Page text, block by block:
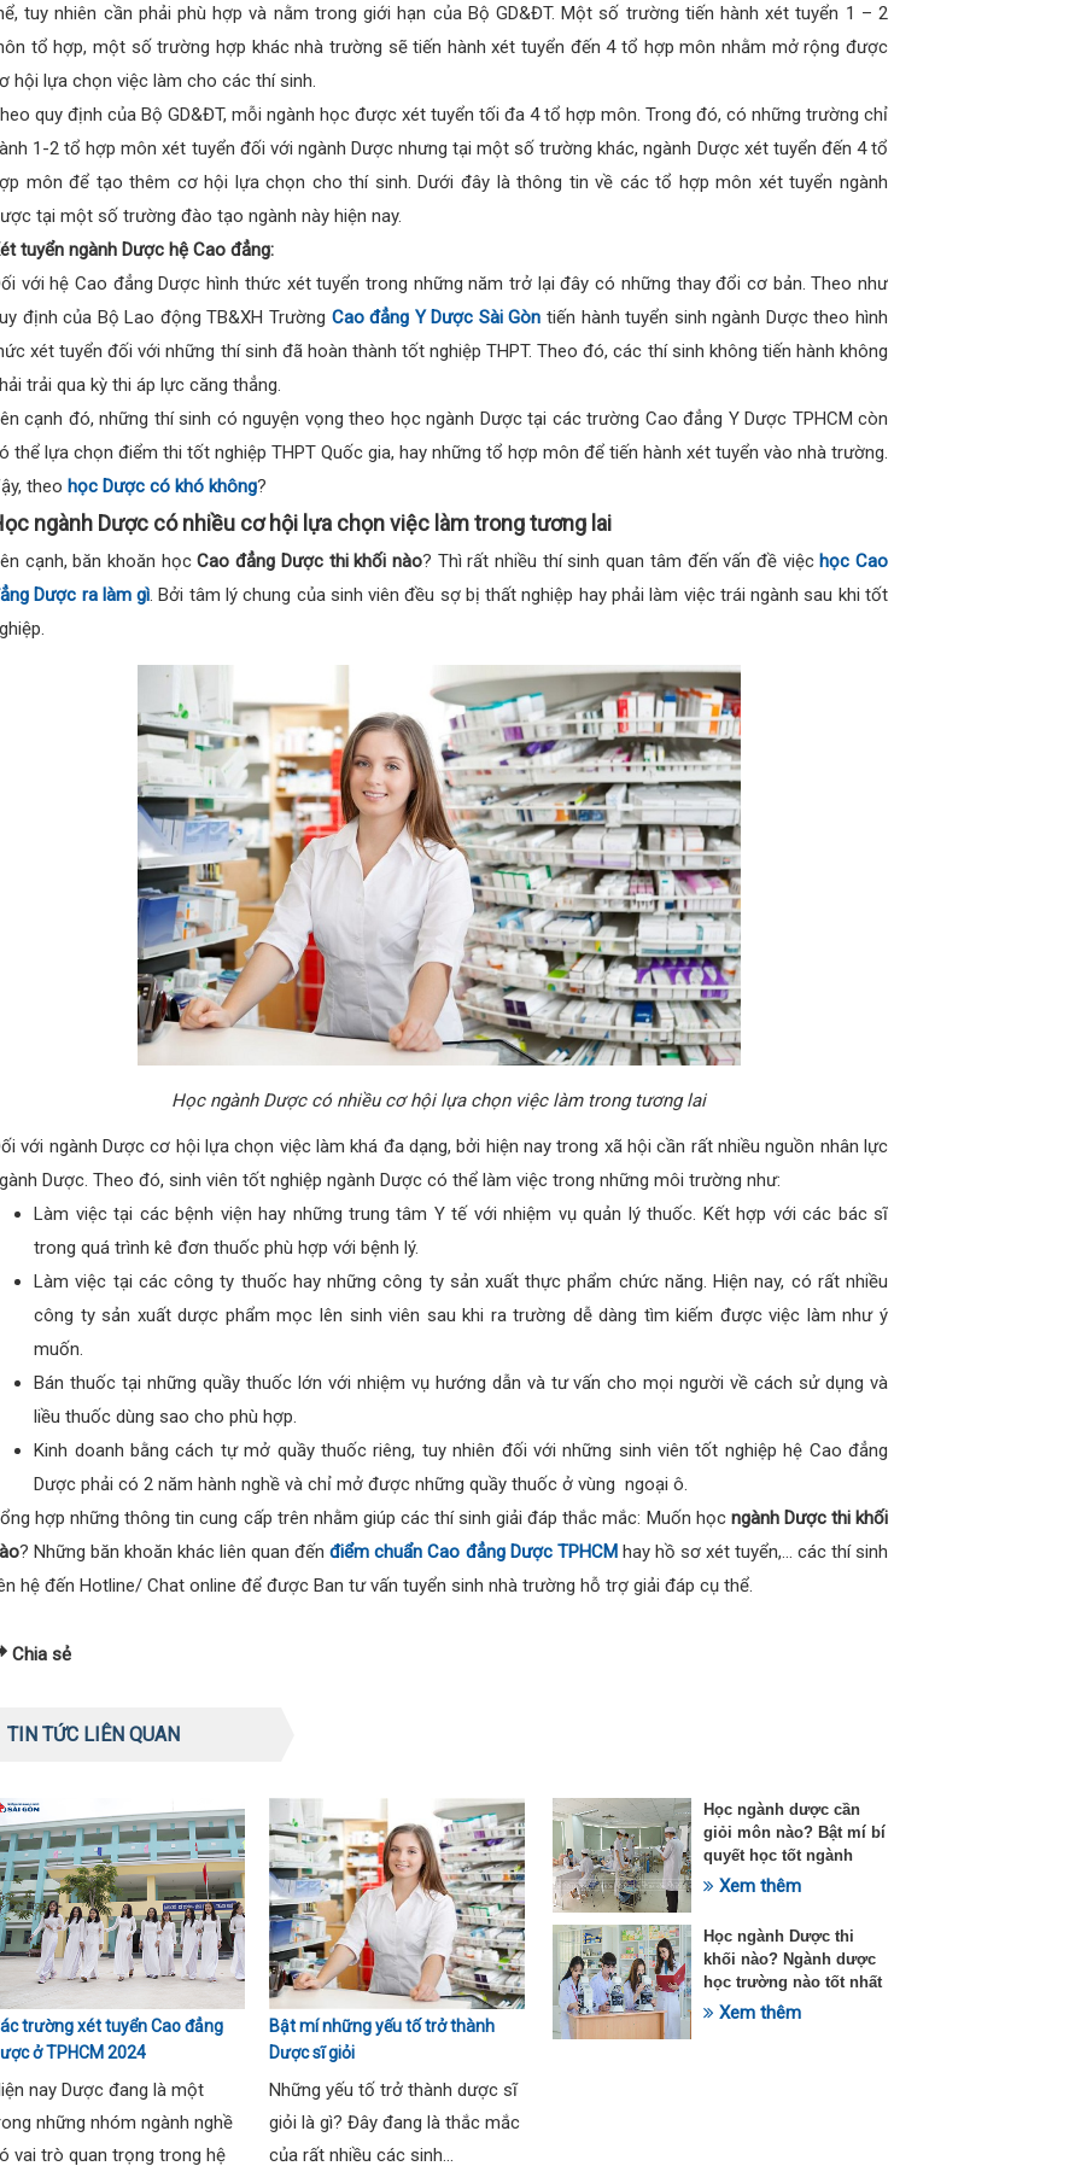
tuy nhiên cần phải phù hợp và nằm trong giới hạn của Bộ GD&ĐT. Một số trường tiến hành xét tuyển 1 – 2
tổ hợp, một số trường hợp khác nhà trường sẽ tiến hành xét tuyển đến 4 tổ hợp môn nhằm mở rộng được
hội lựa chọn việc làm cho các thí sinh.
quy định của Bộ GD&ĐT, mỗi ngành học được xét tuyển tối đa 4 tổ hợp môn. Trong đó, có những trường chỉ
1-2 tổ hợp môn xét tuyển đối với ngành Dược nhưng tại một số trường khác, ngành Dược xét tuyển đến 4 tổ
môn để tạo thêm cơ hội lựa chọn cho thí sinh. Dưới đây là thông tin về các tổ hợp môn xét tuyển ngành
tại một số trường đào tạo ngành này hiện nay.
tuyển ngành Dược hệ Cao đẳng:
với hệ Cao đẳng Dược hình thức xét tuyển trong những năm trở lại đây có những thay đổi cơ bản. Theo như
định của Bộ Lao động TB&XH Trường Cao đẳng Y Dược Sài Gòn tiến hành tuyển sinh ngành Dược theo hình
xét tuyển đối với những thí sinh đã hoàn thành tốt nghiệp THPT. Theo đó, các thí sinh không tiến hành không
trải qua kỳ thi áp lực căng thẳng.
cạnh đó, những thí sinh có nguyện vọng theo học ngành Dược tại các trường Cao đẳng Y Dược TPHCM còn
thể lựa chọn điểm thi tốt nghiệp THPT Quốc gia, hay những tổ hợp môn để tiến hành xét tuyển vào nhà trường.
theo học Dược có khó không?
ngành Dược có nhiều cơ hội lựa chọn việc làm trong tương lai
cạnh, băn khoăn họcCao đẳng Dược thi khối nào? Thì rất nhiều thí sinh quan tâm đến vấn đề việchọc Cao
Dược ra làm gì . Bởi tâm lý chung của sinh viên đều sợ bị thất nghiệp hay phải làm việc trái ngành sau khi tốt
Học ngành Dược có nhiều cơ hội lựa chọn việc làm trong tương lai
với ngành Dược cơ hội lựa chọn việc làm khá đa dạng, bởi hiện nay trong xã hội cần rất nhiều nguồn nhân lực
Dược. Theo đó, sinh viên tốt nghiệp ngành Dược có thể làm việc trong những môi trường như:
Làm việc tại các bệnh viện hay những trung tâm Y tế với nhiệm vụ quản lý thuốc. Kết hợp với các bác sĩ
trong quá trình kê đơn thuốc phù hợp với bệnh lý.
Làm việc tại các công ty thuốc hay những công ty sản xuất thực phẩm chức năng. Hiện nay, có rất nhiều
công ty sản xuất dược phẩm mọc lên sinh viên sau khi ra trường dễ dàng tìm kiếm được việc làm như ý
muốn.
Bán thuốc tại những quầy thuốc lớn với nhiệm vụ hướng dẫn và tư vấn cho mọi người về cách sử dụng và
liều thuốc dùng sao cho phù hợp.
Kinh doanh bằng cách tự mở quầy thuốc riêng, tuy nhiên đối với những sinh viên tốt nghiệp hệ Cao đẳng
Dược phải có 2 năm hành nghề và chỉ mở được những quầy thuốc ở vùng ngoại ô.
hợp những thông tin cung cấp trên nhằm giúp các thí sinh giải đáp thắc mắc: Muốn học ngành Dược thi khối
? Những băn khoăn khác liên quan đếnđiểm chuẩn Cao đẳng Dược TPHCMhay hồ sơ xét tuyển,… các thí sinh
hệ đến Hotline/ Chat online để được Ban tư vấn tuyển sinh nhà trường hỗ trợ giải đáp cụ thể.
Chia sẻ
TIN TỨC LIÊN QUAN
trường xét tuyển Cao đẳng
ở TPHCM 2024
nay Dược đang là một
những nhóm ngành nghề
vai trò quan trọng trong hệ
Bật mí những yếu tố trở thành
Dược sĩ giỏi
Những yếu tố trở thành dược sĩ
giỏi là gì? Đây đang là thắc mắc
của rất nhiều các sinh...
Học ngành dược cần
giỏi môn nào? Bật mí bí
quyết học tốt ngành
Dược
Xem thêm
Học ngành Dược thi
khối nào? Ngành dược
học trường nào tốt nhất
Hồ Chí Minh?
Xem thêm